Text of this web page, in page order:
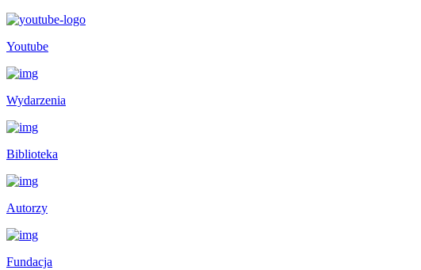
Youtube
Wydarzenia
Biblioteka
Autorzy
Fundacja